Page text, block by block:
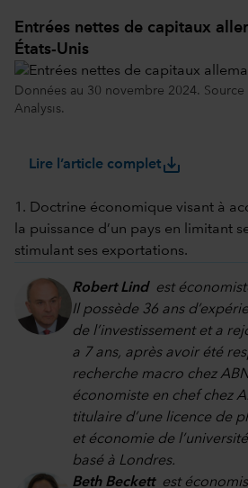
Entrées nettes de capitaux
États-Unis
Données au 30 novembre 2024.
Analysis.
Lire l’article completsave_alt
1. Doctrine économique visant à
la puissance d’un pays en limitant
stimulant ses exportations.
Robert Lindest
Il possède 36 ans
de l’investissement et a
a 7 ans, après avoir été
recherche macro chez
économiste en chef chez
titulaire d’une licence de
et économie de
basé à Londres.
Beth Beckettest